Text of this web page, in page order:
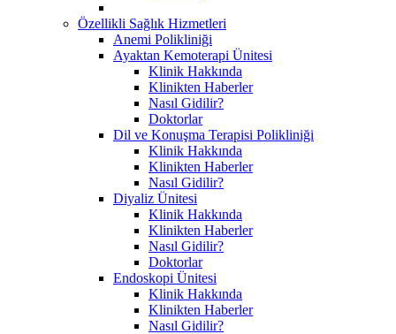
Özellikli Sağlık Hizmetleri
Anemi Polikliniği
Ayaktan Kemoterapi Ünitesi
Klinik Hakkında
Klinikten Haberler
Nasıl Gidilir?
Doktorlar
Dil ve Konuşma Terapisi Polikliniği
Klinik Hakkında
Klinikten Haberler
Nasıl Gidilir?
Diyaliz Ünitesi
Klinik Hakkında
Klinikten Haberler
Nasıl Gidilir?
Doktorlar
Endoskopi Ünitesi
Klinik Hakkında
Klinikten Haberler
Nasıl Gidilir?